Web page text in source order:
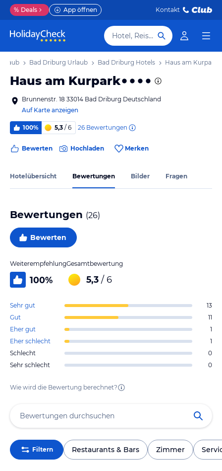
% Deals App öffnen Kontakt
Hotel, Reiseziel
Bad Driburg Urlaub Bad Driburg Hotels Haus am Kurpark
Haus am Kurpark
Brunnenstr. 18 33014 Bad Driburg Deutschland
Auf Karte anzeigen
100% 5,3 / 6 26 Bewertungen
Bewerten Hochladen Merken
Hotelübersicht Bewertungen Bilder Fragen
Bewertungen (26)
Bewerten
Weiterempfehlung
100%
Gesamtbewertung
5,3 / 6
Sehr gut
13
Gut
11
Eher gut
1
Eher schlecht
1
Schlecht
0
Sehr schlecht
0
Wie wird die Bewertung berechnet?
Filtern Restaurants & Bars Zimmer